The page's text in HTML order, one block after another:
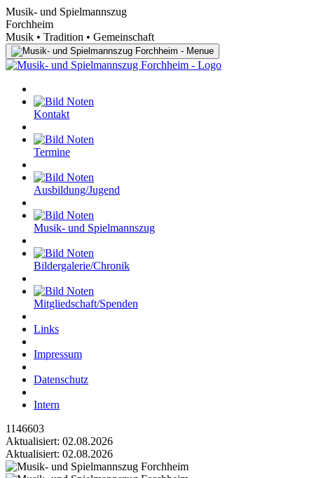
Musik- und Spielmannszug
Forchheim
Musik • Tradition • Gemeinschaft
Kontakt
Termine
Ausbildung/Jugend
Musik- und Spielmannszug
Bildergalerie/Chronik
Mitgliedschaft/Spenden
Links
Impressum
Datenschutz
Intern
1146603
Aktualisiert: 02.08.2026
Aktualisiert: 02.08.2026